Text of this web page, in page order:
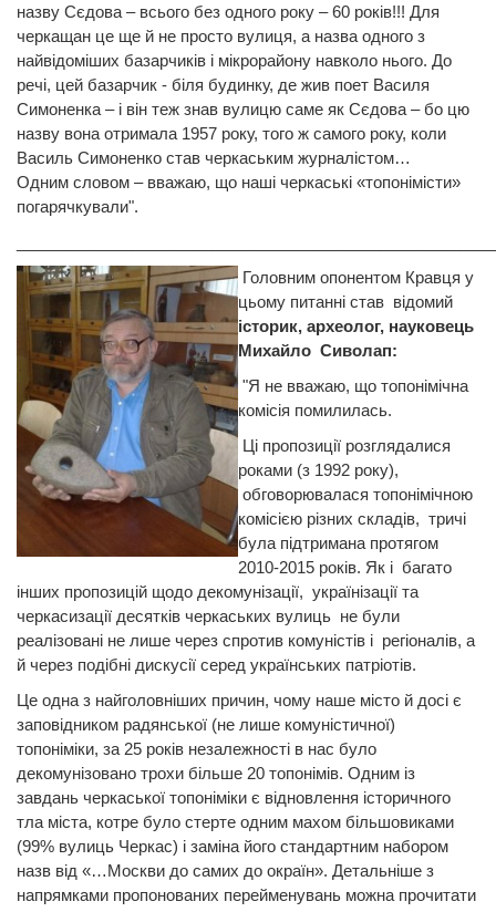
назву Сєдова – всього без одного року – 60 років!!! Для
черкащан це ще й не просто вулиця, а назва одного з
найвідоміших базарчиків і мікрорайону навколо нього. До
речі, цей базарчик - біля будинку, де жив поет Василя
Симоненка – і він теж знав вулицю саме як Сєдова – бо цю
назву вона отримала 1957 року, того ж самого року, коли
Василь Симоненко став черкаським журналістом…
Одним словом – вважаю, що наші черкаські «топонімісти»
погарячкували".
Головним опонентом Кравця у
цьому питанні став відомий
історик, археолог, науковець
Михайло Сиволап:
"Я не вважаю, що топонімічна
комісія помилилась.
Ці пропозиції розглядалися
роками (з 1992 року),
обговорювалася топонімічною
комісією різних складів, тричі
була підтримана протягом
2010-2015 років. Як і багато
інших пропозицій щодо декомунізації, українізації та
черкасизації десятків черкаських вулиць не були
реалізовані не лише через спротив комуністів і регіоналів, а
й через подібні дискусії серед українських патріотів.
Це одна з найголовніших причин, чому наше місто й досі є
заповідником радянської (не лише комуністичної)
топоніміки, за 25 років незалежності в нас було
декомунізовано трохи більше 20 топонімів. Одним із
завдань черкаської топоніміки є відновлення історичного
тла міста, котре було стерте одним махом більшовиками
(99% вулиць Черкас) і заміна його стандартним набором
назв від «…Москви до самих до окраїн». Детальніше з
напрямками пропонованих перейменувань можна прочитати